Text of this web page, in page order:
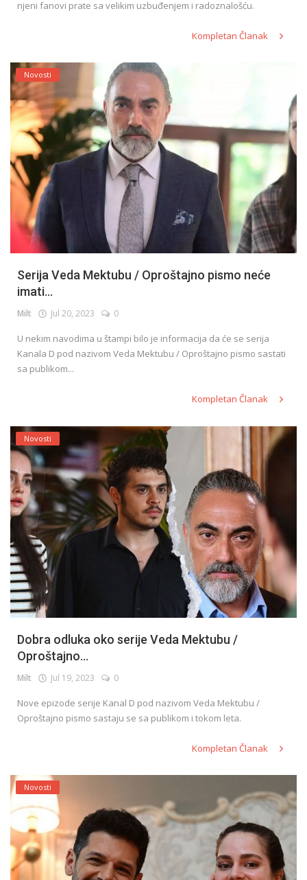
njeni fanovi prate sa velikim uzbuđenjem i radoznalošću.
Kompletan Članak
Novosti
Serija Veda Mektubu / Oproštajno pismo neće
imati...
Milt Jul 20, 2023 0
U nekim navodima u štampi bilo je informacija da će se serija
Kanala D pod nazivom Veda Mektubu / Oproštajno pismo sastati
sa publikom...
Kompletan Članak
Novosti
Dobra odluka oko serije Veda Mektubu /
Oproštajno...
Milt Jul 19, 2023 0
Nove epizode ​​serije Kanal D pod nazivom Veda Mektubu /
Oproštajno pismo sastaju se sa publikom i tokom leta.
Kompletan Članak
Novosti